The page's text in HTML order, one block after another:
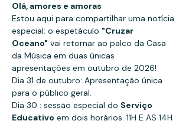
Olá, amores e amoras
Estou aqui para compartilhar uma notícia
especial: o espetáculo "Cruzar
Oceano" vai retornar ao palco da Casa
da Música em duas únicas
apresentações em outubro de 2026!
Dia 31 de outubro: Apresentação única
para o público geral.
Dia 30 : sessão especial do Serviço
Educativo em dois horários. 11H E AS 14H